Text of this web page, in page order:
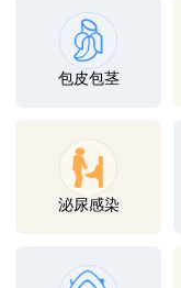
包皮包茎
泌尿感染